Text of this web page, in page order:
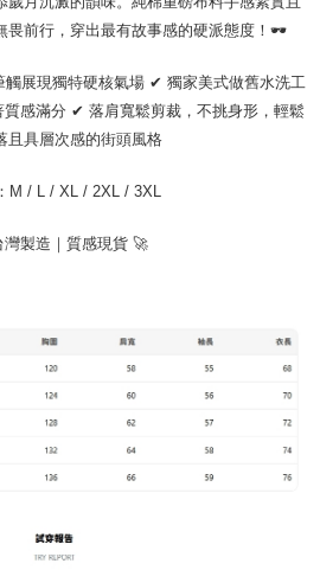
）。
利用者は、事前に法定代理人または後見人
用いただけます。
た個人情報を、必要な購入注文書とあわせ
同意いただけない場合は、当サービスを選
畏前行，穿出最有故事感的硬派態度！🕶️
展現獨特硬核氣場 ✔ 獨家美式做舊水洗工
感滿分 ✔ 落肩寬鬆剪裁，不挑身形，輕鬆
且具層次感的街頭風格
M / L / XL / 2XL / 3XL
灣製造｜質感現貨 🚀